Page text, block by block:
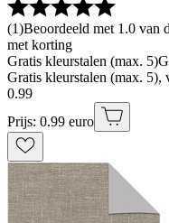
(1)Beoordeeld met 1.0 van
met korting
Gratis kleurstalen (max. 5)
Gratis kleurstalen (max. 5),
0.99
Prijs: 0.99 euro